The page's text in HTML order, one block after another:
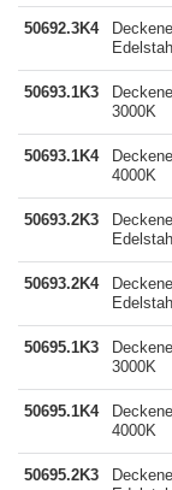
50692.3K4
50693.1K3
3000K
50693.1K4
4000K
50693.2K3
50693.2K4
50695.1K3
3000K
50695.1K4
4000K
50695.2K3